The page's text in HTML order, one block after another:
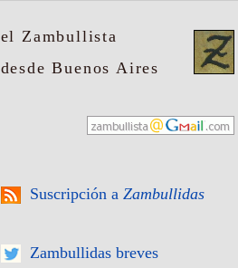
el Zambullista
desde Buenos Aires
Suscripción a Zambullidas
Zambullidas breves